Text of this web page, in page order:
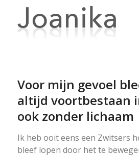
Voor mijn gevoel
altijd voortbestaan
ook zonder lichaam
Ik heb ooit eens een Zwitsers
bleef lopen door het te